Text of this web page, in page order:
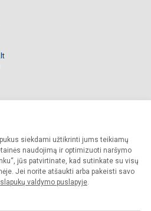
siekdami užtikrinti jums teikiamų
naudojimą ir optimizuoti naršymo
jūs patvirtinate, kad sutinkate su visų
Jei norite atšaukti arba pakeisti savo
slapukų valdymo puslapyje.
gimnazija. Visos teisės saugomos.
sutikimo griežtai draudžiama.
Slapukų valdymas